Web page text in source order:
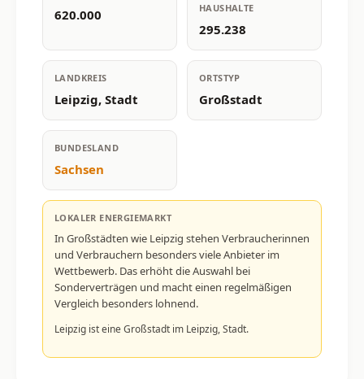
620.000
HAUSHALTE
295.238
LANDKREIS
Leipzig, Stadt
ORTSTYP
Großstadt
BUNDESLAND
Sachsen
LOKALER ENERGIEMARKT
In Großstädten wie Leipzig stehen Verbraucherinnen
und Verbrauchern besonders viele Anbieter im
Wettbewerb. Das erhöht die Auswahl bei
Sonderverträgen und macht einen regelmäßigen
Vergleich besonders lohnend.
Leipzig ist eine Großstadt im Leipzig, Stadt.